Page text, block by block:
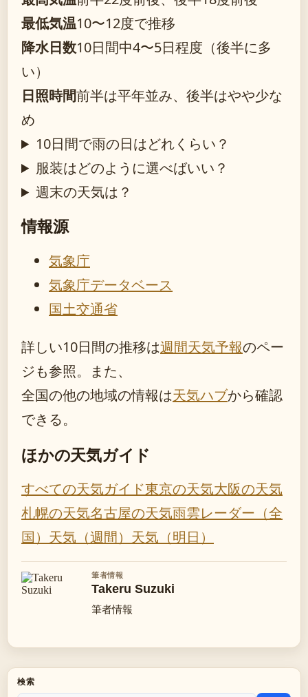
最低気温10〜12度で推移
降水日数10日間中4〜5日程度（後半に多
い）
日照時間前半は平年並み、後半はやや少な
め
10日間で雨の日はどれくらい？
服装はどのように選べばいい？
週末の天気は？
情報源
気象庁
気象庁データベース
国土交通省
詳しい10日間の推移は週間天気予報のペー
ジも参照。また、
全国の他の地域の情報は天気ハブから確認
できる。
ほかの天気ガイド
すべての天気ガイド東京の天気大阪の天気
札幌の天気名古屋の天気雨雲レーダー（全
国） 天気（週間） 天気（明日）
筆者情報
Takeru Suzuki
筆者情報
検索